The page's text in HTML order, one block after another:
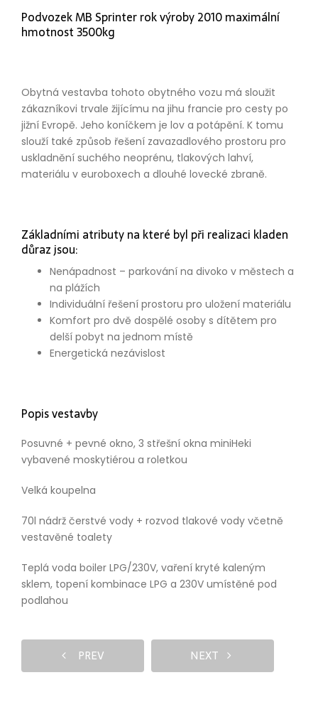
Podvozek MB Sprinter rok výroby 2010 maximální
hmotnost 3500kg
Obytná vestavba tohoto obytného vozu má sloužit
zákazníkovi trvale žijícímu na jihu francie pro cesty po
jižní Evropě. Jeho koníčkem je lov a potápění. K tomu
slouží také způsob řešení zavazadlového prostoru pro
uskladnění suchého neoprénu, tlakových lahví,
materiálu v euroboxech a dlouhé lovecké zbraně.
Základními atributy na které byl při realizaci kladen
důraz jsou:
Nenápadnost – parkování na divoko v městech a
na plážích
Individuální řešení prostoru pro uložení materiálu
Komfort pro dvě dospělé osoby s dítětem pro
delší pobyt na jednom místě
Energetická nezávislost
Popis vestavby
Posuvné + pevné okno, 3 střešní okna miniHeki
vybavené moskytiérou a roletkou
Velká koupelna
70l nádrž čerstvé vody + rozvod tlakové vody včetně
vestavěné toalety
Teplá voda boiler LPG/230V, vaření kryté kaleným
sklem, topení kombinace LPG a 230V umístěné pod
podlahou
PREV NEXT